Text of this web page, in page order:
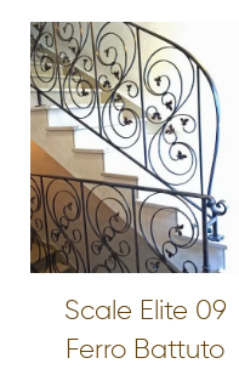
Scale Elite 09
Ferro Battuto